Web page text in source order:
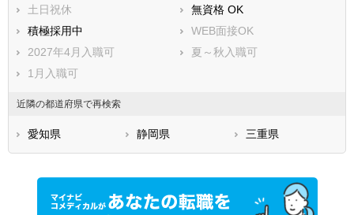
土日祝休
無資格 OK
積極採用中
WEB面接OK
2027年4月入職可
夏～秋入職可
1月入職可
近隣の都道府県で再検索
愛知県 静岡県 三重県